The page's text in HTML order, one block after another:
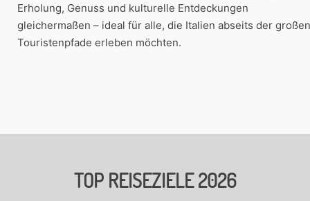
Erholung, Genuss und kulturelle Entdeckungen
gleichermaßen – ideal für alle, die Italien abseits der großen
Touristenpfade erleben möchten.
TOP REISEZIELE 2026